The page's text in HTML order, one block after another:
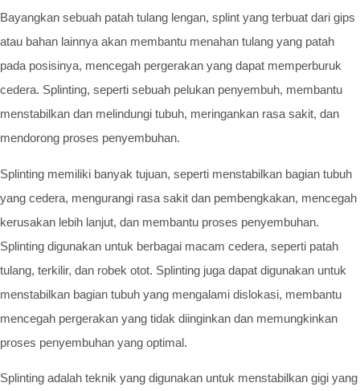
Bayangkan sebuah patah tulang lengan, splint yang terbuat dari gips
atau bahan lainnya akan membantu menahan tulang yang patah
pada posisinya, mencegah pergerakan yang dapat memperburuk
cedera. Splinting, seperti sebuah pelukan penyembuh, membantu
menstabilkan dan melindungi tubuh, meringankan rasa sakit, dan
mendorong proses penyembuhan.
Splinting memiliki banyak tujuan, seperti menstabilkan bagian tubuh
yang cedera, mengurangi rasa sakit dan pembengkakan, mencegah
kerusakan lebih lanjut, dan membantu proses penyembuhan.
Splinting digunakan untuk berbagai macam cedera, seperti patah
tulang, terkilir, dan robek otot. Splinting juga dapat digunakan untuk
menstabilkan bagian tubuh yang mengalami dislokasi, membantu
mencegah pergerakan yang tidak diinginkan dan memungkinkan
proses penyembuhan yang optimal.
Splinting adalah teknik yang digunakan untuk menstabilkan gigi yang